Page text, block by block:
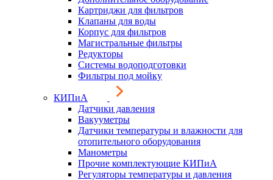
Картриджи для фильтров
Клапаны для воды
Корпус для фильтров
Магистральные фильтры
Редукторы
Системы водоподготовки
Фильтры под мойку
КИПиА
Датчики давления
Вакууметры
Датчики температуры и влажности для
отопительного оборудования
Манометры
Прочие комплектующие КИПиА
Регуляторы температуры и давления